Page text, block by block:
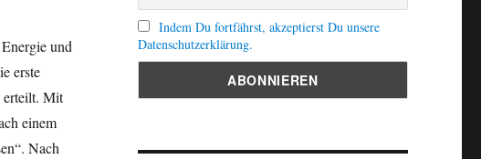
und
erste
erteilt. Mit
einem
Nach
Indem Du fortfährst, akzeptierst Du unsere
Datenschutzerklärung.